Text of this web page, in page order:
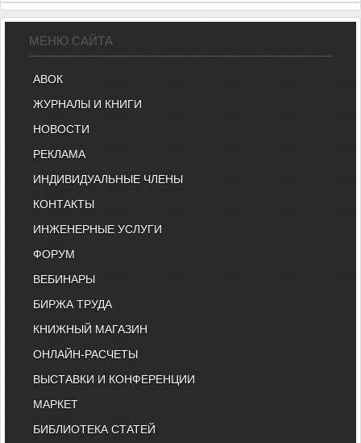
МЕНЮ САЙТА
АВОК
ЖУРНАЛЫ И КНИГИ
НОВОСТИ
РЕКЛАМА
ИНДИВИДУАЛЬНЫЕ ЧЛЕНЫ
КОНТАКТЫ
ИНЖЕНЕРНЫЕ УСЛУГИ
ФОРУМ
ВЕБИНАРЫ
БИРЖА ТРУДА
КНИЖНЫЙ МАГАЗИН
ОНЛАЙН-РАСЧЕТЫ
ВЫСТАВКИ И КОНФЕРЕНЦИИ
МАРКЕТ
БИБЛИОТЕКА СТАТЕЙ